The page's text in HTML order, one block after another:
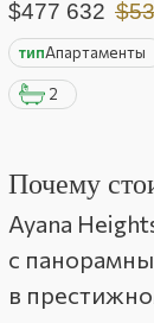
$477 632 $
типАпартаменты
2
Почему
Ayana
с
в